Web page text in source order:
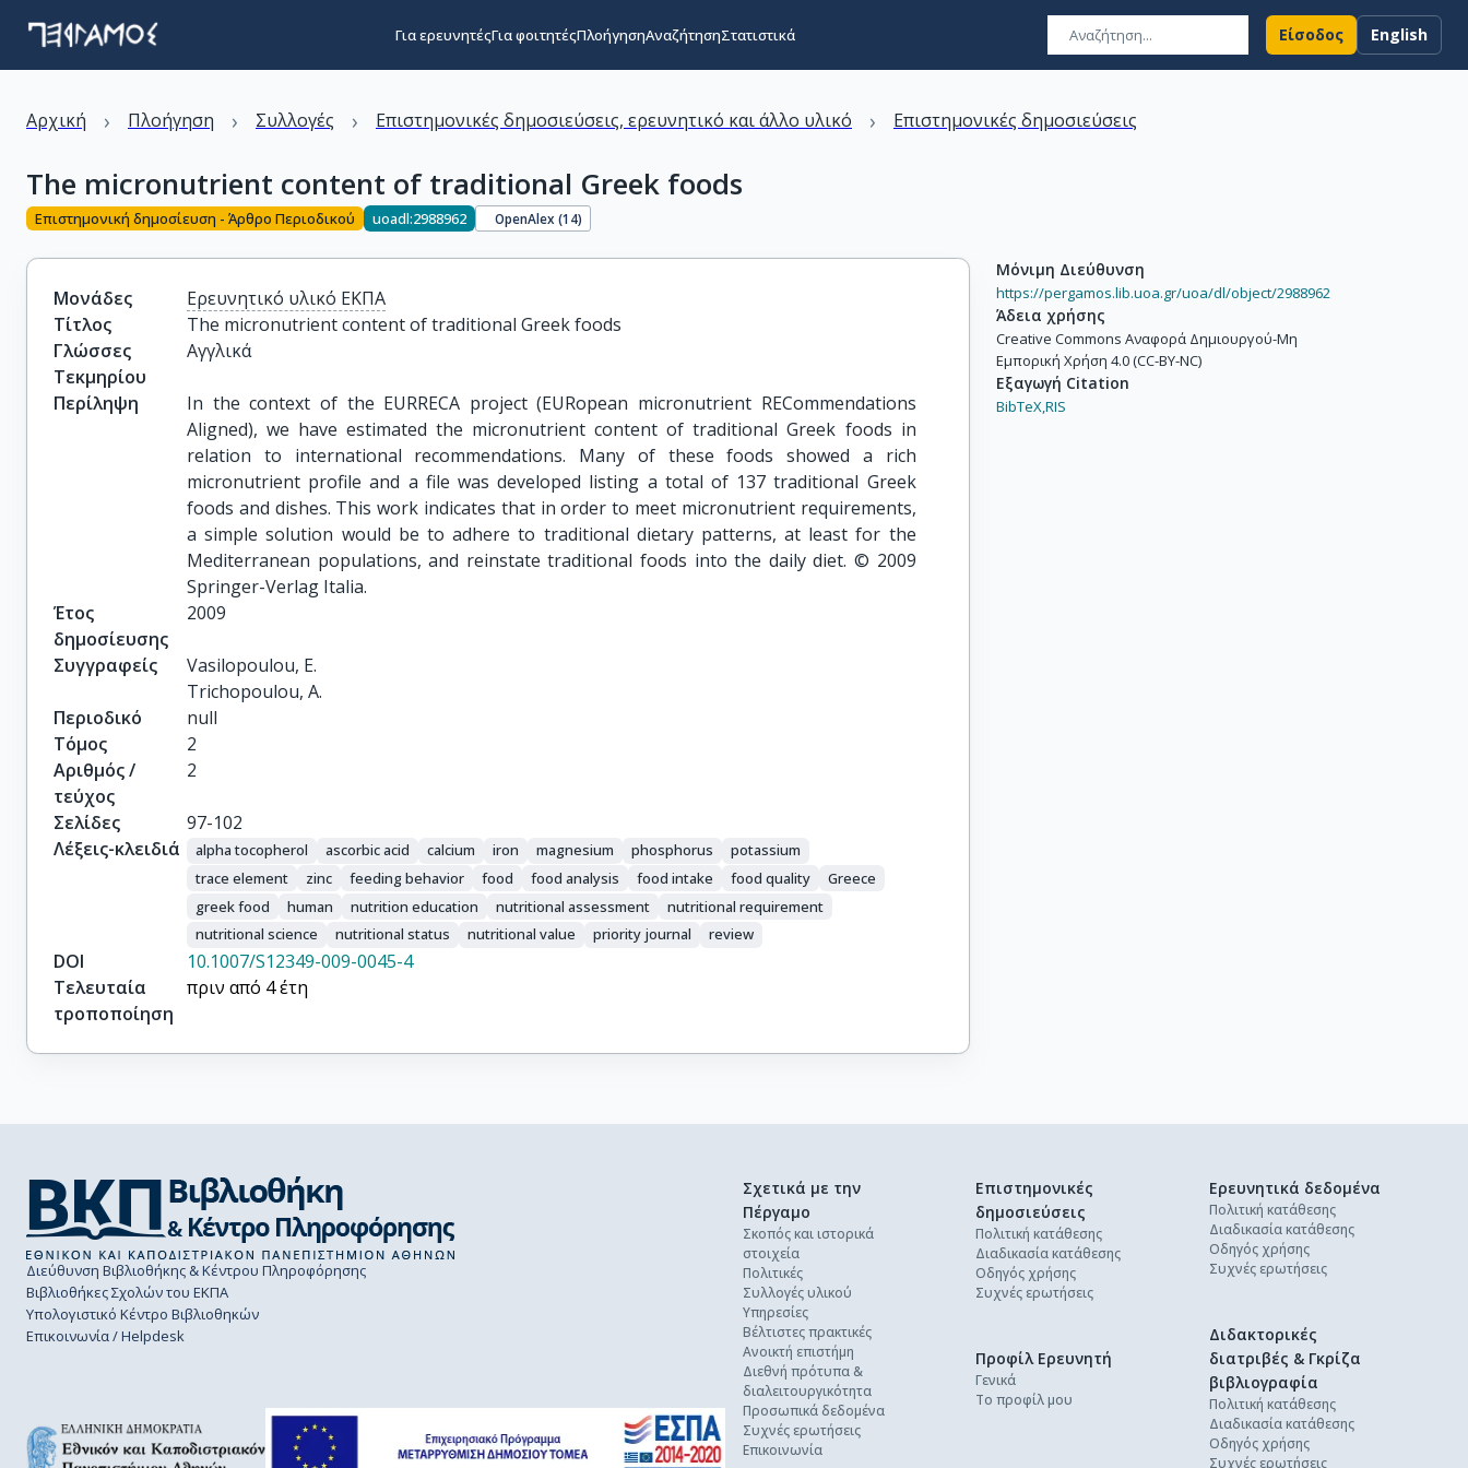
Για ερευνητέςΓια φοιτητέςΠλοήγησηΑναζήτησηΣτατιστικά Είσοδος English
Αρχική › Πλοήγηση › Συλλογές › Επιστημονικές δημοσιεύσεις, ερευνητικό και άλλο υλικό › Επιστημονικές δημοσιεύσεις
The micronutrient content of traditional Greek foods
Επιστημονική δημοσίευση - Άρθρο Περιοδικού uoadl:2988962 OpenAlex (14)
Μονάδες
Ερευνητικό υλικό ΕΚΠΑ
Τίτλος
The micronutrient content of traditional Greek foods
Γλώσσες
Τεκμηρίου
Αγγλικά
Περίληψη
In the context of the EURRECA project (EURopean micronutrient RECommendations
Aligned), we have estimated the micronutrient content of traditional Greek foods in
relation to international recommendations. Many of these foods showed a rich
micronutrient profile and a file was developed listing a total of 137 traditional Greek
foods and dishes. This work indicates that in order to meet micronutrient requirements,
a simple solution would be to adhere to traditional dietary patterns, at least for the
Mediterranean populations, and reinstate traditional foods into the daily diet. © 2009
Springer-Verlag Italia.
Έτος
δημοσίευσης
2009
Συγγραφείς
Vasilopoulou, E.
Trichopoulou, A.
Περιοδικό
null
Τόμος
2
Αριθμός /
τεύχος
2
Σελίδες
97-102
Λέξεις-κλειδιά
alpha tocopherol ascorbic acid calcium iron magnesium phosphorus
potassium
trace element
zinc feeding behavior food food analysis food intake food quality
Greece
greek food
human nutrition education nutritional assessment
nutritional requirement
nutritional science
nutritional status nutritional value priority journal review
DOI
10.1007/S12349-009-0045-4
Τελευταία
τροποποίηση
πριν από 4 έτη
Μόνιμη Διεύθυνση
https://pergamos.lib.uoa.gr/uoa/dl/object/2988962
Άδεια χρήσης
Creative Commons Αναφορά Δημιουργού-Μη
Εμπορική Χρήση 4.0 (CC-BY-NC)
Εξαγωγή Citation
BibTeX,RIS
Διεύθυνση Βιβλιοθήκης & Κέντρου Πληροφόρησης
Βιβλιοθήκες Σχολών του ΕΚΠΑ
Υπολογιστικό Κέντρο Βιβλιοθηκών
Επικοινωνία / Helpdesk
Σχετικά με την
Πέργαμο
Σκοπός και ιστορικά
στοιχεία
Πολιτικές
Συλλογές υλικού
Υπηρεσίες
Βέλτιστες πρακτικές
Ανοικτή επιστήμη
Διεθνή πρότυπα &
διαλειτουργικότητα
Προσωπικά δεδομένα
Συχνές ερωτήσεις
Επικοινωνία
Επιστημονικές
δημοσιεύσεις
Πολιτική κατάθεσης
Διαδικασία κατάθεσης
Οδηγός χρήσης
Συχνές ερωτήσεις
Ερευνητικά δεδομένα
Πολιτική κατάθεσης
Διαδικασία κατάθεσης
Οδηγός χρήσης
Συχνές ερωτήσεις
Διδακτορικές
διατριβές & Γκρίζα
βιβλιογραφία
Πολιτική κατάθεσης
Διαδικασία κατάθεσης
Οδηγός χρήσης
Συχνές ερωτήσεις
Προφίλ Ερευνητή
Γενικά
Το προφίλ μου